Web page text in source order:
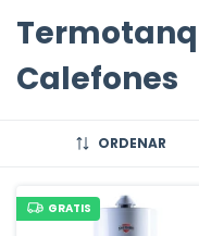
Calefones
ORDENAR
GRATIS